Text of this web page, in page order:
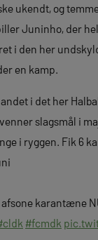
ukendt, og
Juninho, der
i den her
en kamp.
i det her
slagsmål i
i ryggen. Fik 6
karantæne
#fcmdk